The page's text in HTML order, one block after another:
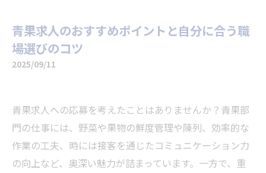
青果求人のおすすめポイントと自分に合う職
場選びのコツ
2025/09/11
青果求人への応募を考えたことはありませんか？青果部
門の仕事には、野菜や果物の鮮度管理や陳列、効率的な
作業の工夫、時には接客を通じたコミュニケーション力
の向上など、奥深い魅力が詰まっています。一方で、重